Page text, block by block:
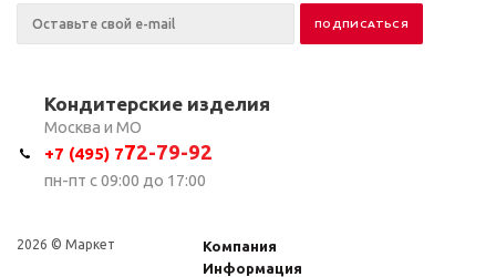
Кондитерские изделия
Москва и МО
+7 (495) 772-79-92
пн-пт с 09:00 до 17:00
2026 © Маркет
Компания
Информация